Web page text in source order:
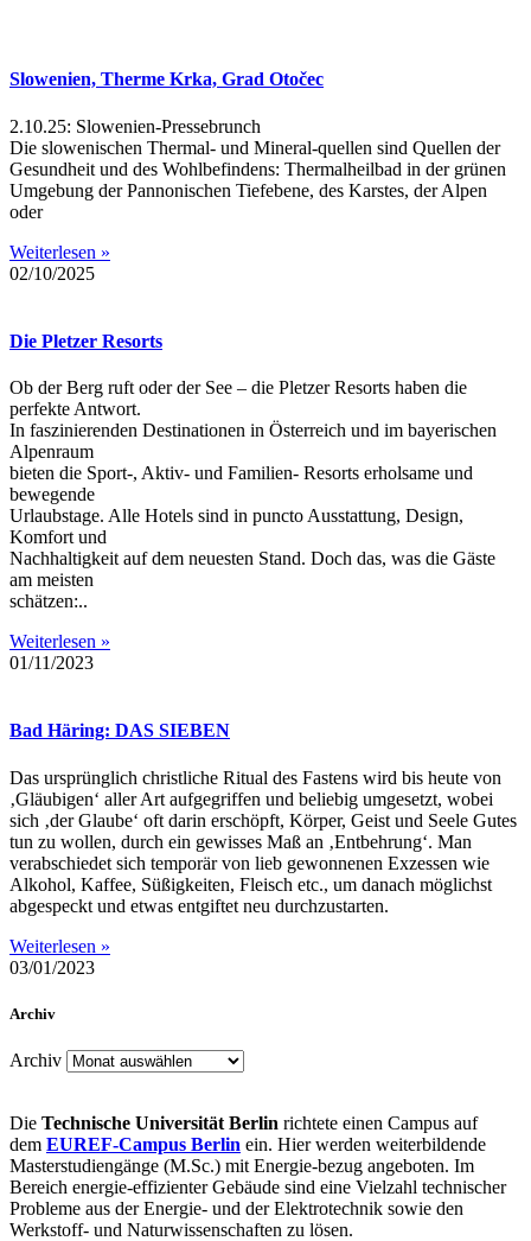
Slowenien, Therme Krka, Grad Otočec
2.10.25: Slowenien-Pressebrunch
Die slowenischen Thermal- und Mineral-quellen sind Quellen der
Gesundheit und des Wohlbefindens: Thermalheilbad in der grünen
Umgebung der Pannonischen Tiefebene, des Karstes, der Alpen
oder
Weiterlesen »
02/10/2025
Die Pletzer Resorts
Ob der Berg ruft oder der See – die Pletzer Resorts haben die
perfekte Antwort.
In faszinierenden Destinationen in Österreich und im bayerischen
Alpenraum
bieten die Sport-, Aktiv- und Familien- Resorts erholsame und
bewegende
Urlaubstage. Alle Hotels sind in puncto Ausstattung, Design,
Komfort und
Nachhaltigkeit auf dem neuesten Stand. Doch das, was die Gäste
am meisten
schätzen:..
Weiterlesen »
01/11/2023
Bad Häring: DAS SIEBEN
Das ursprünglich christliche Ritual des Fastens wird bis heute von
‚Gläubigen‘ aller Art aufgegriffen und beliebig umgesetzt, wobei
sich ‚der Glaube‘ oft darin erschöpft, Körper, Geist und Seele Gutes
tun zu wollen, durch ein gewisses Maß an ‚Entbehrung‘. Man
verabschiedet sich temporär von lieb gewonnenen Exzessen wie
Alkohol, Kaffee, Süßigkeiten, Fleisch etc., um danach möglichst
abgespeckt und etwas entgiftet neu durchzustarten.
Weiterlesen »
03/01/2023
Archiv
Archiv
Die Technische Universität Berlin richtete einen Campus auf
dem EUREF-Campus Berlin ein. Hier werden weiterbildende
Masterstudiengänge (M.Sc.) mit Energie-bezug angeboten. Im
Bereich energie-effizienter Gebäude sind eine Vielzahl technischer
Probleme aus der Energie- und der Elektrotechnik sowie den
Werkstoff- und Naturwissenschaften zu lösen.